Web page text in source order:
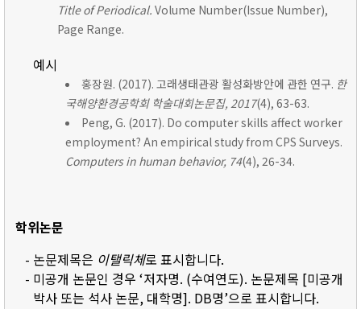
Title of Periodical. Volume Number(Issue Number),
Page Range.
예시
홍장원. (2017). 고래생태관광 활성화방안에 관한 연구. 한
국해양환경공학회 학술대회논문집, 2017(4), 63-63.
Peng, G. (2017). Do computer skills affect worker
employment? An empirical study from CPS Surveys.
Computers in human behavior, 74(4), 26-34.
학위논문
- 논문제목은 이탤릭체로 표시합니다.
- 미공개 논문인 경우 ‘저자명. (수여연도). 논문제목 [미공개
박사 또는 석사 논문, 대학명]. DB명’으로 표시합니다.